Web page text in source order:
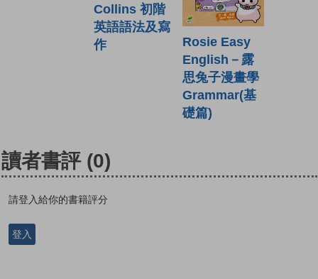
Collins 初階
英語語法及寫
作
Rosie Easy
English－露
思兔子漫畫學
Grammar(基
礎篇)
讀者書評 (0)
請登入給你的書籍評分
登入